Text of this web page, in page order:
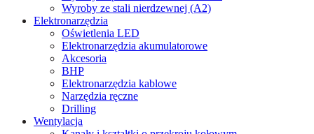
Wyroby ze stali nierdzewnej (A2)
Elektronarzędzia
Oświetlenia LED
Elektronarzędzia akumulatorowe
Akcesoria
BHP
Elektronarzędzia kablowe
Narzędzia ręczne
Drilling
Wentylacja